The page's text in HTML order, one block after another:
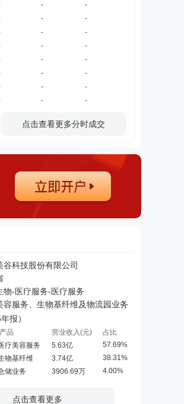
-
-
-
-
-
-
-
-
-
-
-
-
-
-
- -
点击查看更多分时成交
谷科技股份有限公司
物-医疗服务-医疗服务
容服务、生物基纤维及物流园业务
报）
品 营业收入(元)
占比
疗美容服务
5.63亿
57.69%
物基纤维
3.74亿
38.31%
储业务
3906.69万 4.00%
点击查看更多